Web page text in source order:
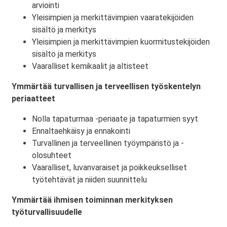
arviointi
Yleisimpien ja merkittävimpien vaaratekijöiden
sisältö ja merkitys
Yleisimpien ja merkittävimpien kuormitustekijöiden
sisältö ja merkitys
Vaaralliset kemikaalit ja altisteet
Ymmärtää turvallisen ja terveellisen työskentelyn
periaatteet
Nolla tapaturmaa -periaate ja tapaturmien syyt
Ennaltaehkäisy ja ennakointi
Turvallinen ja terveellinen työympäristö ja -
olosuhteet
Vaaralliset, luvanvaraiset ja poikkeukselliset
työtehtävät ja niiden suunnittelu
Ymmärtää ihmisen toiminnan merkityksen
työturvallisuudelle